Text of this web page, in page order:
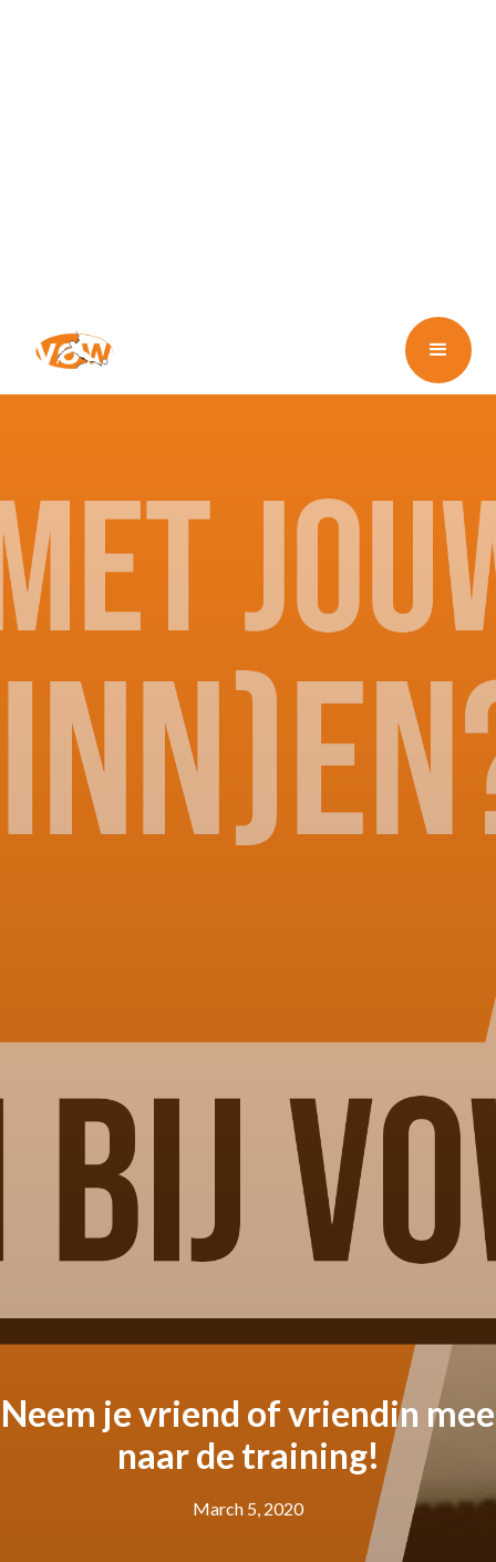
Neem je vriend of vriendin mee
naar de training!
March 5, 2020